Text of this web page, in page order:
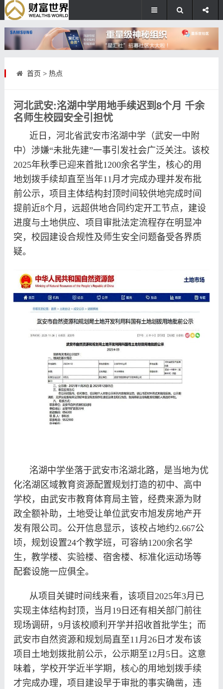
首页 > 热点
河北武安:洺湖中学用地手续迟到8个月 千余
名师生校园安全引担忧
近日，河北省武安市洺湖中学（武安一中附
中）涉嫌“未批先建”一事引发社会广泛关注。该校
2025年秋季已迎来首批1200余名学生，核心的用
地划拨手续却直至当年11月才完成办理并发布批
前公示，项目主体结构封顶时间较供地完成时间
提前近8个月，远超供地合同约定开工节点，建设
进度与土地供应、项目审批法定流程存在明显冲
突，校园建设合规性及师生安全问题备受各界质
疑。
洺湖中学坐落于武安市洺湖北路，是当地为优
化洺湖区域教育资源配置规划打造的初中、高中
学校，由武安市教育体育局主管，经费来源为财
政全额补助，土地受让单位武安市旭发房地产开
发有限公司。公开信息显示，该校占地约2.667公
顷，规划设置24个教学班，可容纳1200余名学
生，教学楼、实验楼、宿舍楼、标准化运动场等
配套设施一应俱全。
从项目关键时间线来看，该项目2025年3月已
实现主体结构封顶，当月19日还有相关部门前往
现场调研，9月该校顺利开学并招收首批学生；而
武安市自然资源和规划局直至11月26日才发布该
项目土地划拨批前公示，公示期至12月5日。这意
味着，学校开学近半学期，核心的用地划拨手续
才完成办理，项目建设早于审批的事实确凿，违